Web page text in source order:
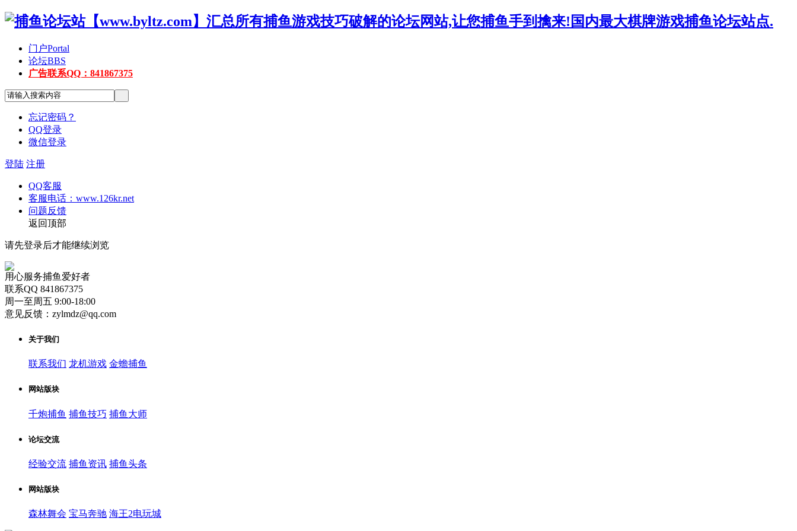
门户Portal
论坛BBS
广告联系QQ：841867375
忘记密码？
QQ登录
微信登录
登陆 注册
QQ客服
客服电话：www.126kr.net
问题反馈
返回顶部
请先登录后才能继续浏览
用心服务捕鱼爱好者
联系QQ 841867375
周一至周五 9:00-18:00
意见反馈：zylmdz@qq.com
关于我们
联系我们 龙机游戏 金蟾捕鱼
网站版块
千炮捕鱼 捕鱼技巧 捕鱼大师
论坛交流
经验交流 捕鱼资讯 捕鱼头条
网站版块
森林舞会 宝马奔驰 海王2电玩城